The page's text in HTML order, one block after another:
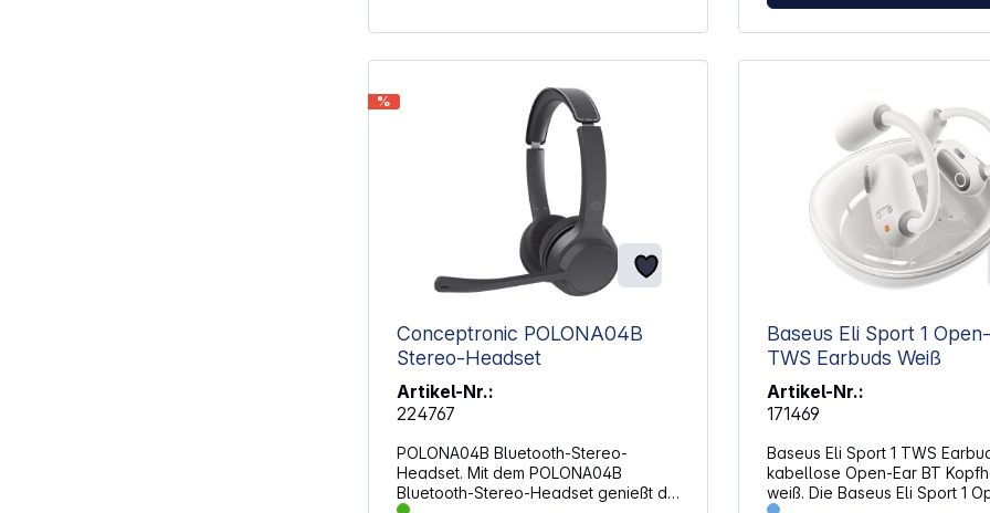
%
Conceptronic POLONA04B
Stereo-Headset
Artikel-Nr.:
224767
POLONA04B Bluetooth-Stereo-
Headset. Mit dem POLONA04B
Bluetooth-Stereo-Headset genießt du
Baseus Eli Sport 1 Open-Ear
TWS Earbuds Weiß
Artikel-Nr.:
171469
Baseus Eli Sport 1 TWS
kabellose Open-Ear BT
weiß. Die Baseus Eli Sport 1